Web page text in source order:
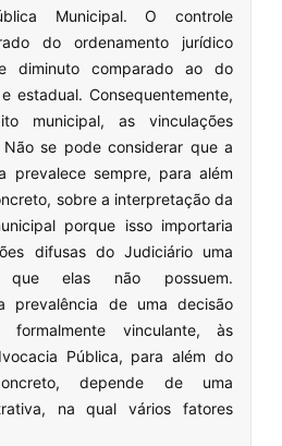
Municipal. O controle
do ordenamento jurídico
diminuto comparado ao do
estadual. Consequentemente,
municipal, as vinculações
Não se pode considerar que a
prevalece sempre, para além
sobre a interpretação da
porque isso importaria
difusas do Judiciário uma
que elas não possuem.
prevalência de uma decisão
vinculante, às
Pública, para além do
depende de uma
na qual vários fatores